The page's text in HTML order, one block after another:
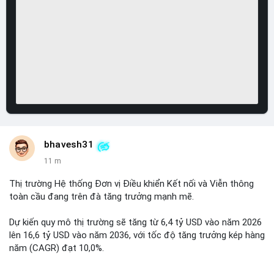
bhavesh31
11 m
Thị trường Hệ thống Đơn vị Điều khiển Kết nối và Viễn thông
toàn cầu đang trên đà tăng trưởng mạnh mẽ.
Dự kiến quy mô thị trường sẽ tăng từ 6,4 tỷ USD vào năm 2026
lên 16,6 tỷ USD vào năm 2036, với tốc độ tăng trưởng kép hàng
năm (CAGR) đạt 10,0%.